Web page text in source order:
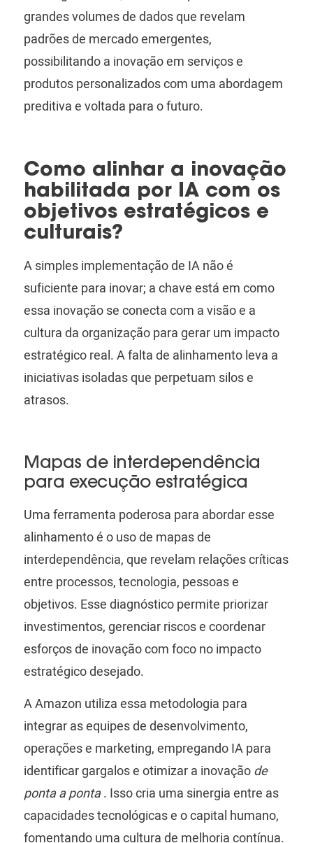
grandes volumes de dados que revelam
padrões de mercado emergentes,
possibilitando a inovação em serviços e
produtos personalizados com uma abordagem
preditiva e voltada para o futuro.
Como alinhar a inovação
habilitada por IA com os
objetivos estratégicos e
culturais?
A simples implementação de IA não é
suficiente para inovar; a chave está em como
essa inovação se conecta com a visão e a
cultura da organização para gerar um impacto
estratégico real. A falta de alinhamento leva a
iniciativas isoladas que perpetuam silos e
atrasos.
Mapas de interdependência
para execução estratégica
Uma ferramenta poderosa para abordar esse
alinhamento é o uso de mapas de
interdependência, que revelam relações críticas
entre processos, tecnologia, pessoas e
objetivos. Esse diagnóstico permite priorizar
investimentos, gerenciar riscos e coordenar
esforços de inovação com foco no impacto
estratégico desejado.
A Amazon utiliza essa metodologia para
integrar as equipes de desenvolvimento,
operações e marketing, empregando IA para
identificar gargalos e otimizar a inovaçãode
ponta a ponta. Isso cria uma sinergia entre as
capacidades tecnológicas e o capital humano,
fomentando uma cultura de melhoria contínua.